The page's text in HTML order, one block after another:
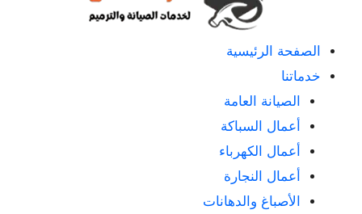
الصفحة الرئيسية
خدماتنا
الصيانة العامة
أعمال السباكة
أعمال الكهرباء
أعمال النجارة
الأصباغ والدهانات